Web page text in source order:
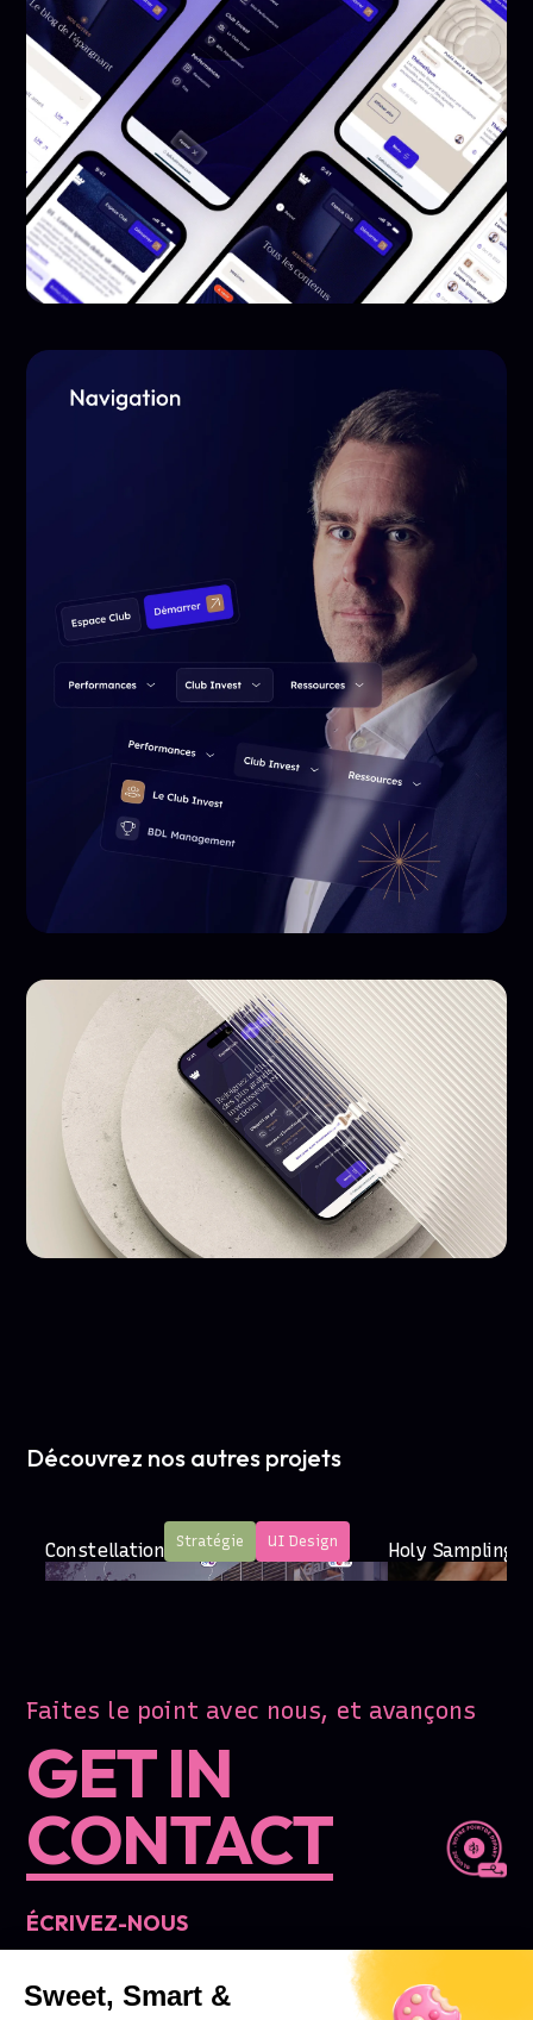
Sweet, Smart &
Découvrez nos autres projets
Constellation Stratégie UI Design Holy Sampling
Faites le point avec nous, et avançons
GET IN
CONTACT
ÉCRIVEZ-NOUS
Nous sommes toujours heureux de
vous lire !